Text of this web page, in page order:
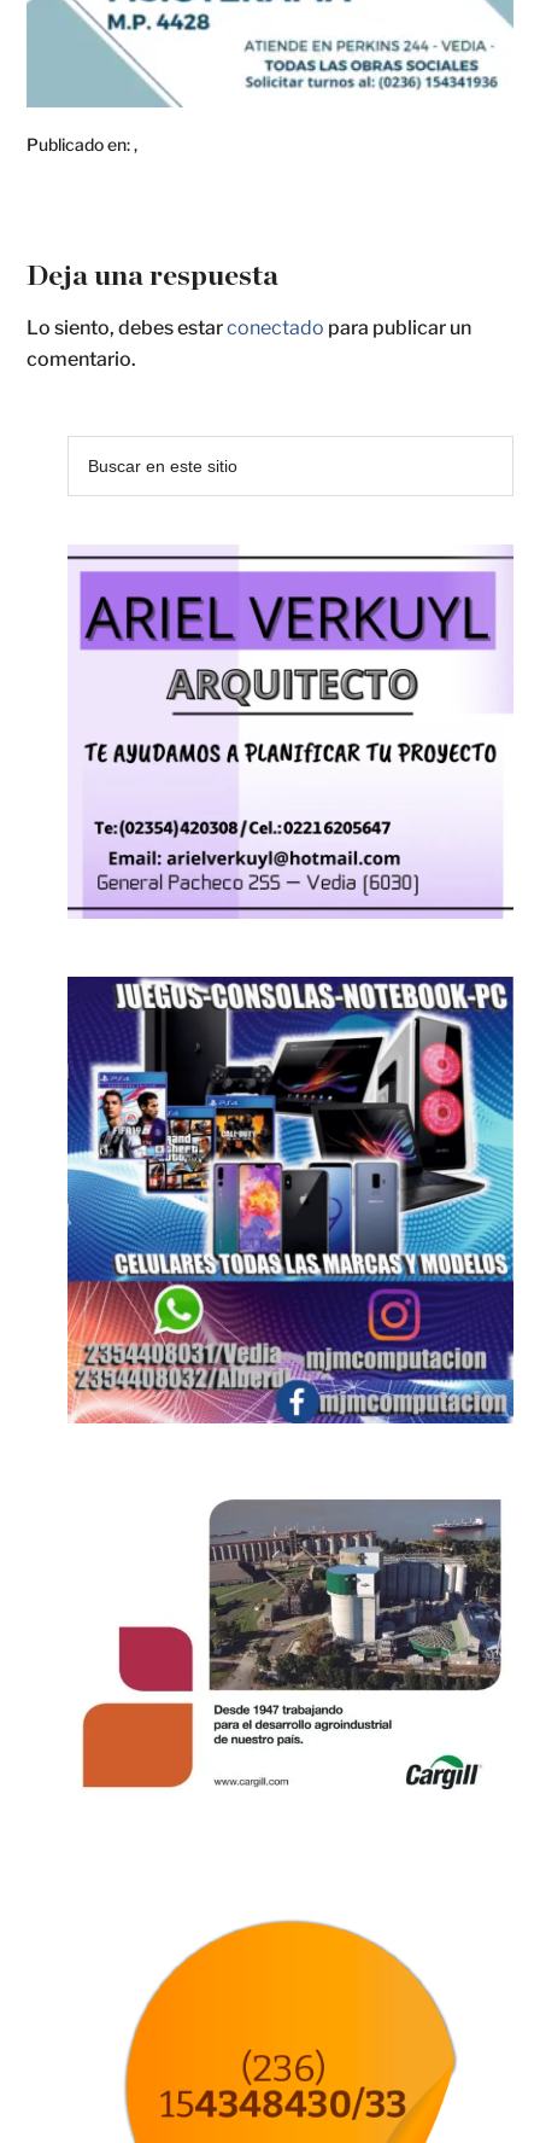
Publicado en:,
Deja una respuesta
Lo siento, debes estarconectado para publicar un
comentario.